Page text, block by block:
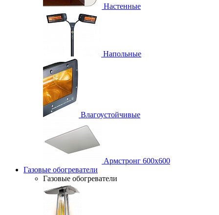
Настенные
Напольные
Влагоустойчивые
Армстронг 600х600
Газовые обогреватели
Газовые обогреватели